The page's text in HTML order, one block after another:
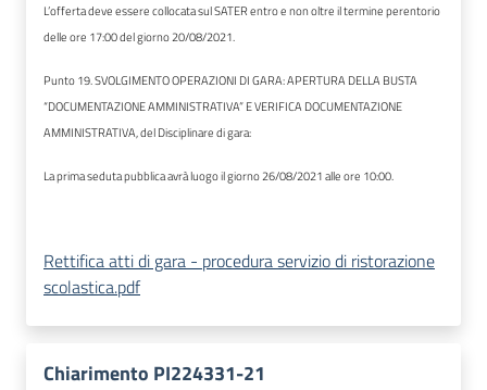
L’offerta deve essere collocata sul SATER entro e non oltre il termine perentorio
delle ore 17:00 del giorno 20/08/2021.
Punto 19. SVOLGIMENTO OPERAZIONI DI GARA: APERTURA DELLA BUSTA
“DOCUMENTAZIONE AMMINISTRATIVA” E VERIFICA DOCUMENTAZIONE
AMMINISTRATIVA, del Disciplinare di gara:
La prima seduta pubblica avrà luogo il giorno 26/08/2021 alle ore 10:00.
Rettifica atti di gara - procedura servizio di ristorazione
scolastica.pdf
Chiarimento PI224331-21